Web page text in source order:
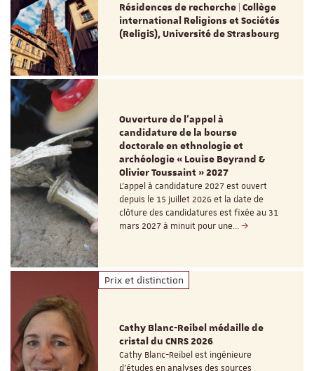
Résidences de recherche | Collège
international Religions et Sociétés
(ReligiS), Université de Strasbourg
Ouverture de l'appel à
candidature de la bourse
doctorale en ethnologie et
archéologie « Louise Beyrand &
Olivier Toussaint » 2027
L’appel à candidature 2027 est ouvert
depuis le 15 juillet 2026 et la date de
clôture des candidatures est fixée au 31
mars 2027 à minuit pour une…
Prix et distinction
Cathy Blanc-Reibel médaille de
cristal du CNRS 2026
Cathy Blanc-Reibel est ingénieure
d’études en analyses des sources